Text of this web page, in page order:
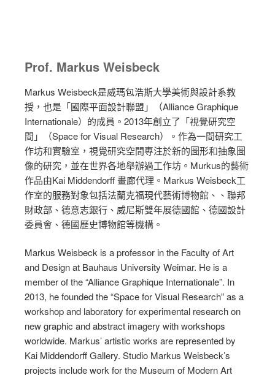
Prof. Markus Weisbeck
Markus Weisbeck是威瑪包浩斯大學美術與設計系教
授，也是「國際平面設計聯盟」（Alliance Graphique
Internationale）的成員。2013年創立了「視覺研究空
間」（Space for Visual Research）。作為一間研究工
作坊和實驗室，視覺研究空間專注於新的圖形和抽象圖
像的研究，並在世界各地舉辦過工作坊。Murkus的藝術
作品由Kai Middendorff 畫廊代理。Markus Weisbeck工
作室的服務對象包括法蘭克福現代藝術博物館、、聯邦
財政部、德意志銀行、威尼斯雙年展德國館、德國設計
委員會、德國歷史博物館等機構。
Markus Weisbeck is a professor in the Faculty of Art
and Design at Bauhaus University Weimar. He is a
member of the “Alliance Graphique Internationale”. In
2013, he founded the “Space for Visual Research” as a
workshop and laboratory for experimental research on
new graphic and abstract imagery with workshops
worldwide. Markus’ artistic works are represented by
Kai Middendorff Gallery. Studio Markus Weisbeck’s
projects include work for the Museum of Modern Art